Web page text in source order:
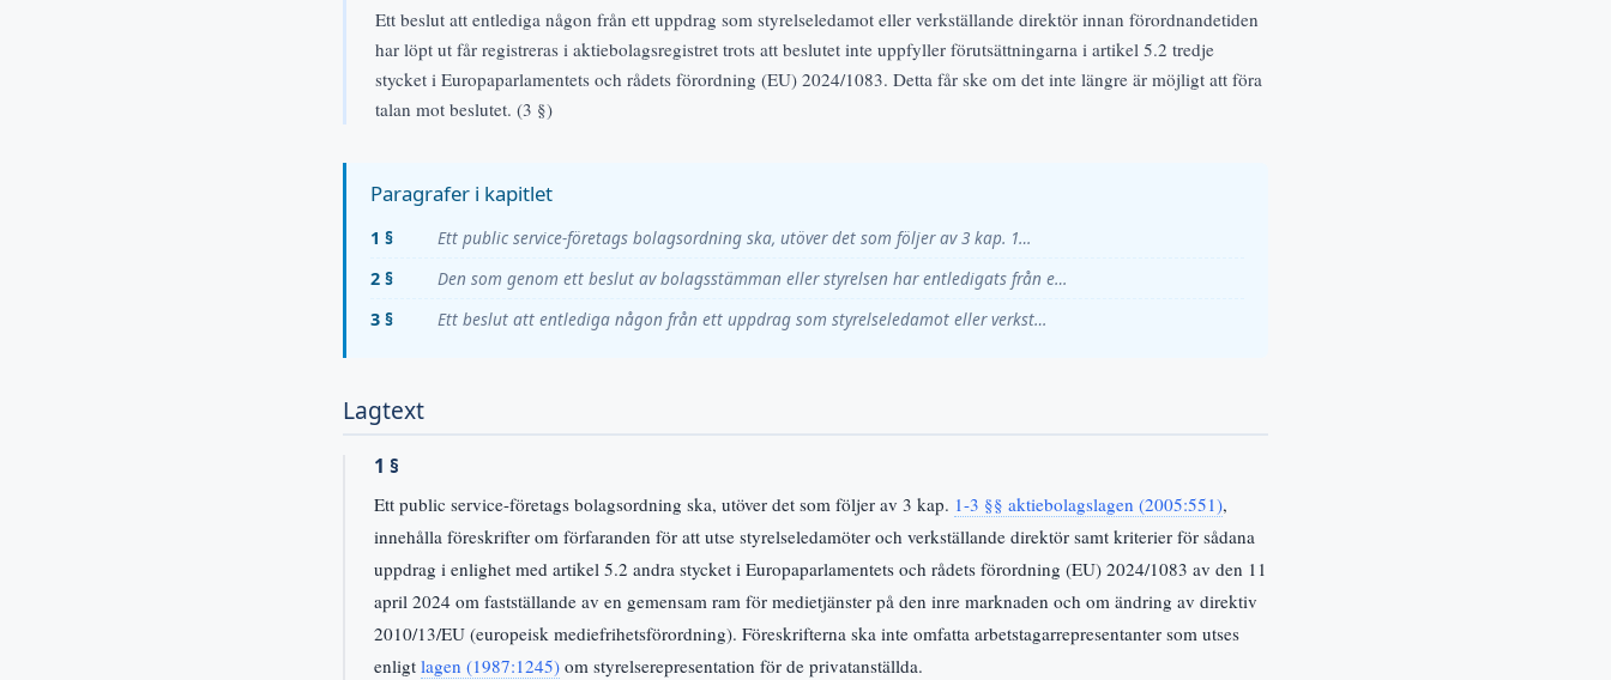
Ett beslut att entlediga någon från ett uppdrag som styrelseledamot eller verkställande direktör innan förordnandetiden
har löpt ut får registreras i aktiebolagsregistret trots att beslutet inte uppfyller förutsättningarna i artikel 5.2 tredje
stycket i Europaparlamentets och rådets förordning (EU) 2024/1083. Detta får ske om det inte längre är möjligt att föra
talan mot beslutet. (3 §)
Paragrafer i kapitlet
1 §
Ett public service-företags bolagsordning ska, utöver det som följer av 3 kap. 1…
2 §
Den som genom ett beslut av bolagsstämman eller styrelsen har entledigats från e…
3 §
Ett beslut att entlediga någon från ett uppdrag som styrelseledamot eller verkst…
Lagtext
1 §
Ett public service-företags bolagsordning ska, utöver det som följer av 3 kap. 1-3 §§ aktiebolagslagen (2005:551),
innehålla föreskrifter om förfaranden för att utse styrelseledamöter och verkställande direktör samt kriterier för sådana
uppdrag i enlighet med artikel 5.2 andra stycket i Europaparlamentets och rådets förordning (EU) 2024/1083 av den 11
april 2024 om fastställande av en gemensam ram för medietjänster på den inre marknaden och om ändring av direktiv
2010/13/EU (europeisk mediefrihetsförordning). Föreskrifterna ska inte omfatta arbetstagarrepresentanter som utses
enligt lagen (1987:1245) om styrelserepresentation för de privatanställda.